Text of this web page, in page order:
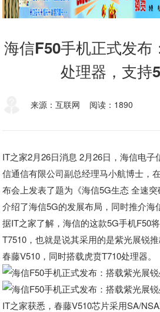
海信F50手机正式发布
处理器，支持
来源：互联网 阅读：1890
IT之家2月26日消息 2月26日，海信电
信通信有限公司副总经理马小航博士，
布会上发表了题为《海信5G生态 全速
介绍了海信5G的发展布局，同时推介海
据IT之家了解，海信的这款5G手机F50
T7510 ，也就是说其采用的是紫光展
春藤V510，同时搭载虎贲T710处理器。
IT之家获悉，春藤V510芯片采用SA/